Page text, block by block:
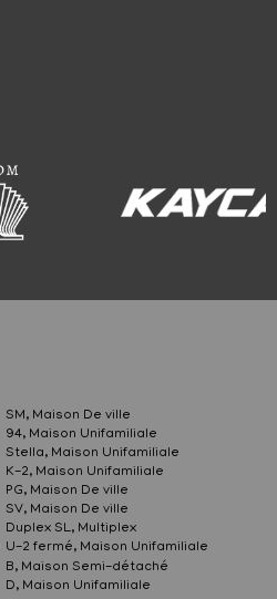
SM, Maison De ville
94, Maison Unifamiliale
Stella, Maison Unifamiliale
K-2, Maison Unifamiliale
PG, Maison De ville
SV, Maison De ville
Duplex SL, Multiplex
U-2 fermé, Maison Unifamiliale
B, Maison Semi-détaché
D, Maison Unifamiliale